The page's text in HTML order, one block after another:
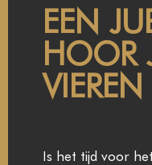
EEN
HOOR
VIEREN
Is het tijd voor